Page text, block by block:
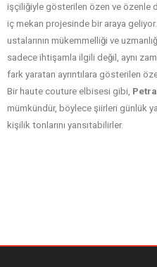
işçiliğiyle gösterilen özen ve özenle
iç mekan projesinde bir araya
ustalarının mükemmelliği ve
sadece ihtişamla ilgili değil, aynı
fark yaratan ayrıntılara gösterilen
Bir haute couture elbisesi gibi,
mümkündür, böylece şiirleri günlük
kişilik tonlarını yansıtabilirler.